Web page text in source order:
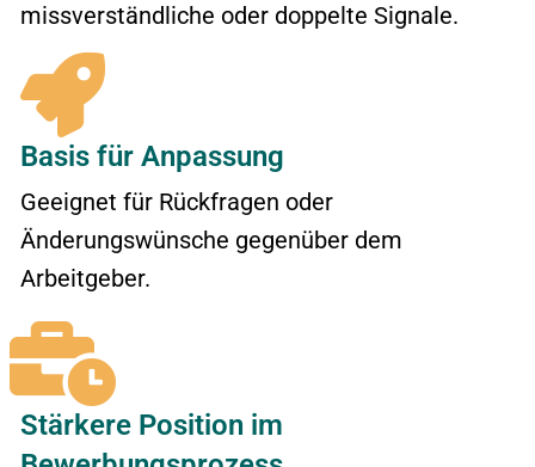
missverständliche oder doppelte Signale.
Basis für Anpassung
Geeignet für Rückfragen oder
Änderungswünsche gegenüber dem
Arbeitgeber.
Stärkere Position im